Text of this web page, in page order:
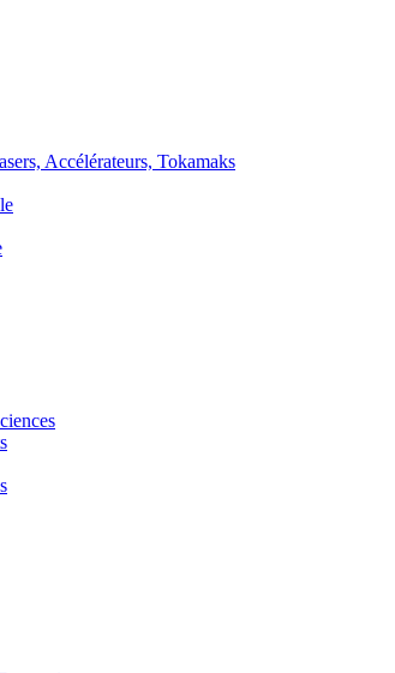
Accélérateurs, Tokamaks